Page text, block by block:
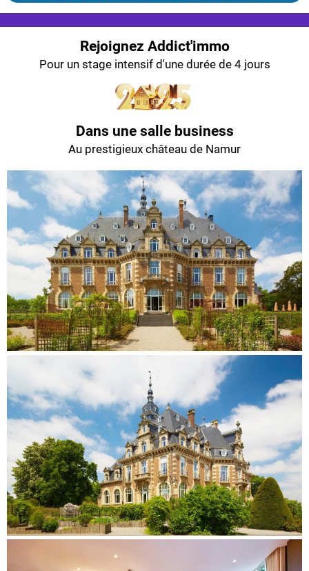
Rejoignez Addict'immo
Pour un stage intensif d'une durée de 4 jours
Dans une salle business
Au prestigieux château de Namur